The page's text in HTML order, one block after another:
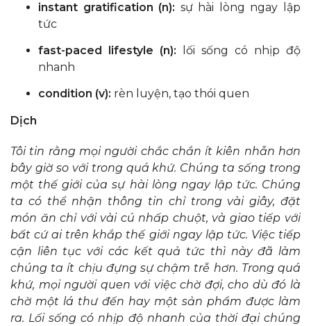
instant gratification (n): sự hài lòng ngay lập
tức
fast-paced lifestyle (n): lối sống có nhịp độ
nhanh
condition (v): rèn luyện, tạo thói quen
Dịch
Tôi tin rằng mọi người chắc chắn ít kiên nhẫn hơn
bây giờ so với trong quá khứ. Chúng ta sống trong
một thế giới của sự hài lòng ngay lập tức. Chúng
ta có thể nhận thông tin chỉ trong vài giây, đặt
món ăn chỉ với vài cú nhấp chuột, và giao tiếp với
bất cứ ai trên khắp thế giới ngay lập tức. Việc tiếp
cận liên tục với các kết quả tức thì này đã làm
chúng ta ít chịu đựng sự chậm trễ hơn. Trong quá
khứ, mọi người quen với việc chờ đợi, cho dù đó là
chờ một lá thư đến hay một sản phẩm được làm
ra. Lối sống có nhịp độ nhanh của thời đại chúng